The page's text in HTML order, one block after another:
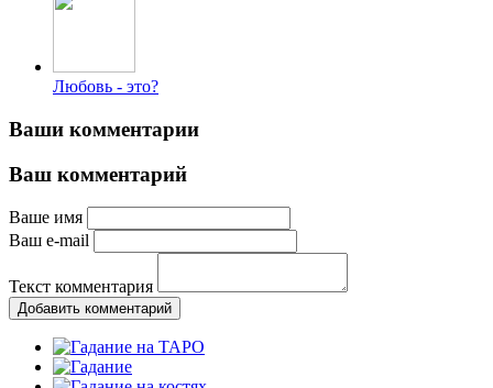
Любовь - это?
Ваши комментарии
Ваш комментарий
Ваше имя
Ваш e-mail
Текст комментария
Добавить комментарий